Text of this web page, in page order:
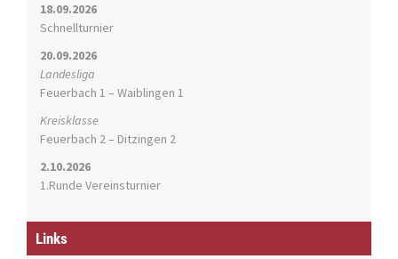
18.09.2026
Schnellturnier
20.09.2026
Landesliga
Feuerbach 1 – Waiblingen 1
Kreisklasse
Feuerbach 2 – Ditzingen 2
2.10.2026
1.Runde Vereinsturnier
Links